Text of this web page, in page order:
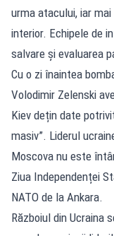
urma atacului, iar
interior. Echipele de
salvare și evaluarea
Cu o zi înaintea
Volodimir Zelenski
Kiev dețin date
masiv”. Liderul
Moscova nu este
Ziua Independenței
NATO de la Ankara.
Războiul din Ucraina